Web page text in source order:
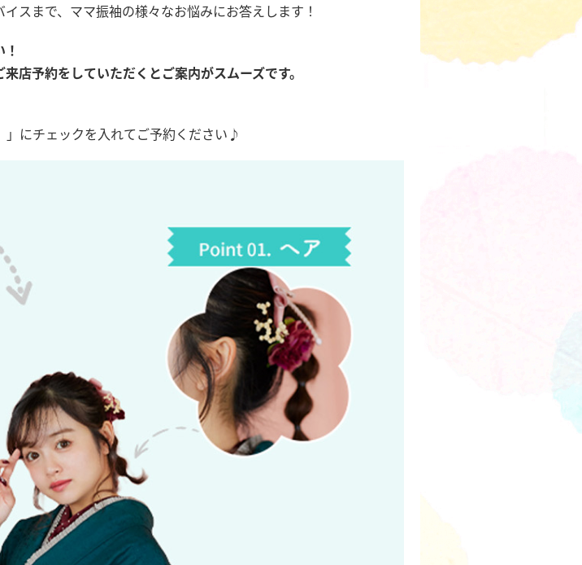
スまで、ママ振袖の様々なお悩みにお答えします！
店予約をしていただくとご案内がスムーズです。
」にチェックを入れてご予約ください♪